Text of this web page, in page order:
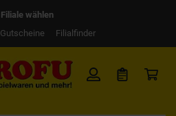
Filiale wählen
Gutscheine Filialfinder